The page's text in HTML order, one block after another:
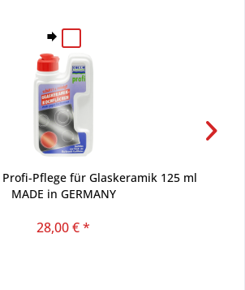
Profi-Pflege für Glaskeramik 125 ml
MADE in GERMANY
28,00 € *